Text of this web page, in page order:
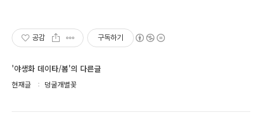
공감 구독하기
'야생화 데이타/봄'의 다른글
현재글 덩굴개별꽃